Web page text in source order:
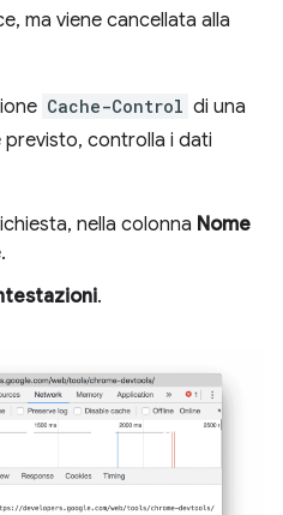
ma viene cancellata alla
Cache-Control di una
controlla i dati
nella colonna Nome
.